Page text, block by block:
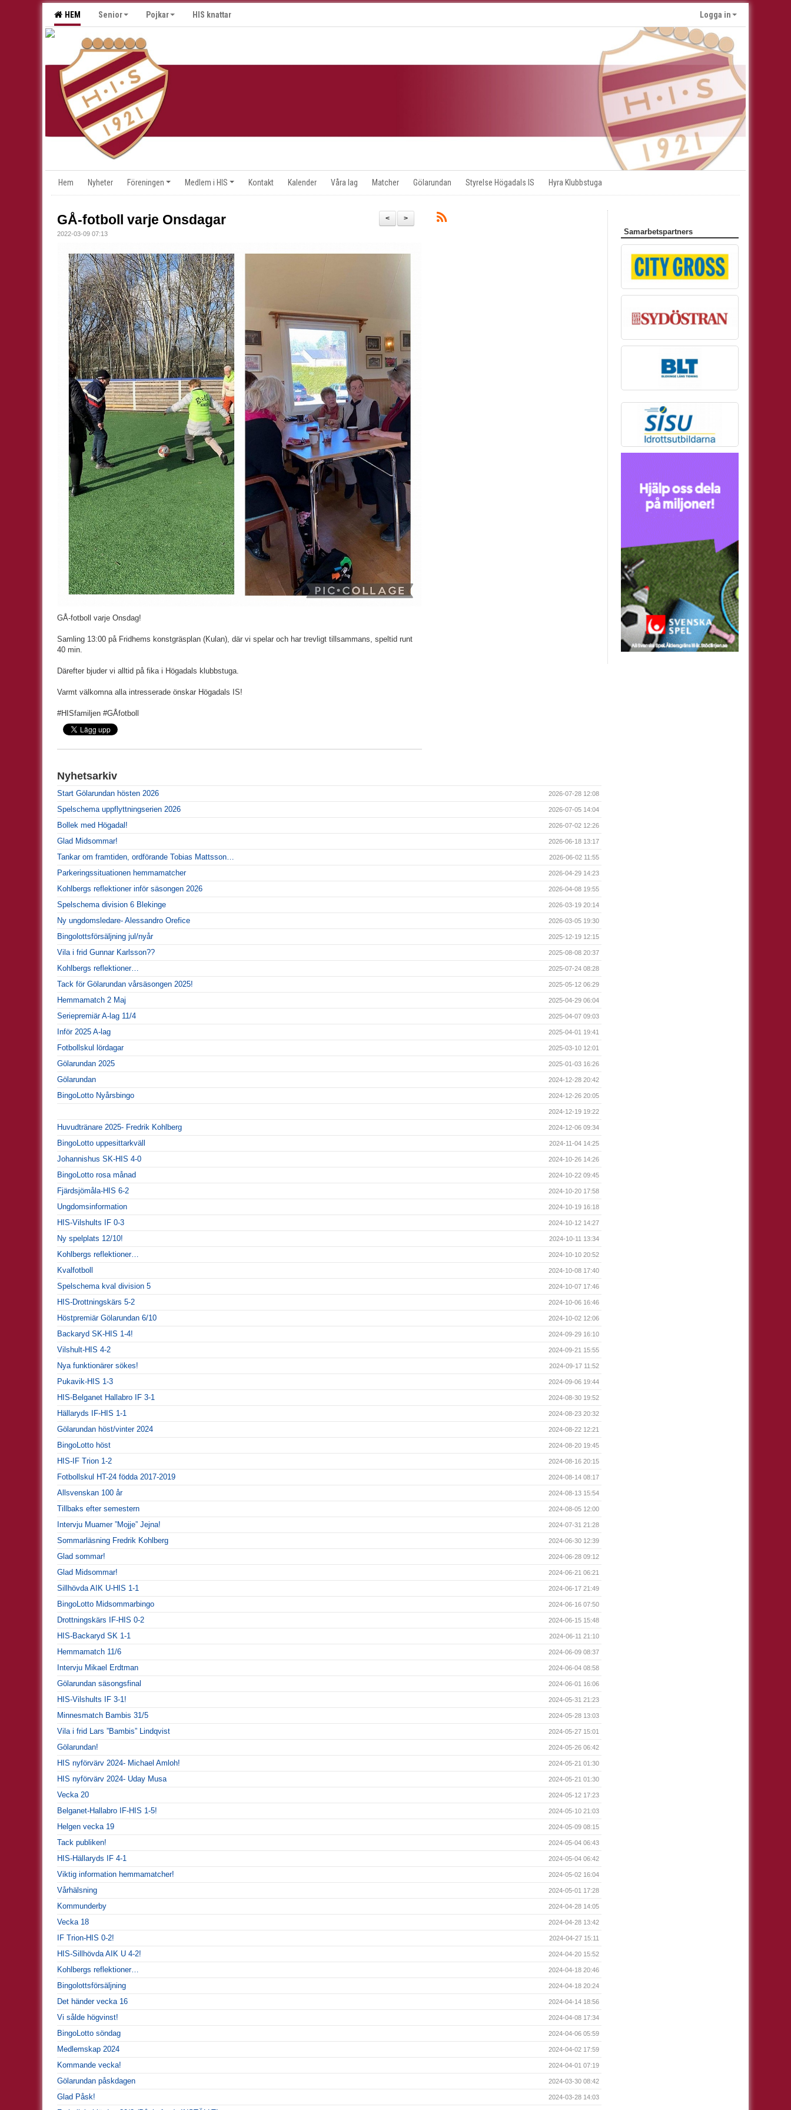
HEM Senior Pojkar HIS knattar Logga in
Hem Nyheter Föreningen Medlem i HIS Kontakt Kalender Våra lag Matcher Gölarundan Styrelse Högadals IS Hyra Klubbstuga
>
<
GÅ-fotboll varje Onsdagar
2022-03-09 07:13
GÅ-fotboll varje Onsdag!
Samling 13:00 på Fridhems konstgräsplan (Kulan), där vi spelar och har trevligt tillsammans, speltid runt
40 min.
Därefter bjuder vi alltid på fika i Högadals klubbstuga.
Varmt välkomna alla intresserade önskar Högadals IS!
#HISfamiljen #GÅfotboll
Nyhetsarkiv
Start Gölarundan hösten 2026 2026-07-28 12:08
Spelschema uppflyttningserien 2026 2026-07-05 14:04
Bollek med Högadal! 2026-07-02 12:26
Glad Midsommar! 2026-06-18 13:17
Tankar om framtiden, ordförande Tobias Mattsson… 2026-06-02 11:55
Parkeringssituationen hemmamatcher 2026-04-29 14:23
Kohlbergs reflektioner inför säsongen 2026 2026-04-08 19:55
Spelschema division 6 Blekinge 2026-03-19 20:14
Ny ungdomsledare- Alessandro Orefice 2026-03-05 19:30
Bingolottsförsäljning jul/nyår 2025-12-19 12:15
Vila i frid Gunnar Karlsson?? 2025-08-08 20:37
Kohlbergs reflektioner… 2025-07-24 08:28
Tack för Gölarundan vårsäsongen 2025! 2025-05-12 06:29
Hemmamatch 2 Maj 2025-04-29 06:04
Seriepremiär A-lag 11/4 2025-04-07 09:03
Inför 2025 A-lag 2025-04-01 19:41
Fotbollskul lördagar 2025-03-10 12:01
Gölarundan 2025 2025-01-03 16:26
Gölarundan 2024-12-28 20:42
BingoLotto Nyårsbingo 2024-12-26 20:05
2024-12-19 19:22
Huvudtränare 2025- Fredrik Kohlberg 2024-12-06 09:34
BingoLotto uppesittarkväll 2024-11-04 14:25
Johannishus SK-HIS 4-0 2024-10-26 14:26
BingoLotto rosa månad 2024-10-22 09:45
Fjärdsjömåla-HIS 6-2 2024-10-20 17:58
Ungdomsinformation 2024-10-19 16:18
HIS-Vilshults IF 0-3 2024-10-12 14:27
Ny spelplats 12/10! 2024-10-11 13:34
Kohlbergs reflektioner… 2024-10-10 20:52
Kvalfotboll 2024-10-08 17:40
Spelschema kval division 5 2024-10-07 17:46
HIS-Drottningskärs 5-2 2024-10-06 16:46
Höstpremiär Gölarundan 6/10 2024-10-02 12:06
Backaryd SK-HIS 1-4! 2024-09-29 16:10
Vilshult-HIS 4-2 2024-09-21 15:55
Nya funktionärer sökes! 2024-09-17 11:52
Pukavik-HIS 1-3 2024-09-06 19:44
HIS-Belganet Hallabro IF 3-1 2024-08-30 19:52
Hällaryds IF-HIS 1-1 2024-08-23 20:32
Gölarundan höst/vinter 2024 2024-08-22 12:21
BingoLotto höst 2024-08-20 19:45
HIS-IF Trion 1-2 2024-08-16 20:15
Fotbollskul HT-24 födda 2017-2019 2024-08-14 08:17
Allsvenskan 100 år 2024-08-13 15:54
Tillbaks efter semestern 2024-08-05 12:00
Intervju Muamer ”Mojje” Jejna! 2024-07-31 21:28
Sommarläsning Fredrik Kohlberg 2024-06-30 12:39
Glad sommar! 2024-06-28 09:12
Glad Midsommar! 2024-06-21 06:21
Sillhövda AIK U-HIS 1-1 2024-06-17 21:49
BingoLotto Midsommarbingo 2024-06-16 07:50
Drottningskärs IF-HIS 0-2 2024-06-15 15:48
HIS-Backaryd SK 1-1 2024-06-11 21:10
Hemmamatch 11/6 2024-06-09 08:37
Intervju Mikael Erdtman 2024-06-04 08:58
Gölarundan säsongsfinal 2024-06-01 16:06
HIS-Vilshults IF 3-1! 2024-05-31 21:23
Minnesmatch Bambis 31/5 2024-05-28 13:03
Vila i frid Lars ”Bambis” Lindqvist 2024-05-27 15:01
Gölarundan! 2024-05-26 06:42
HIS nyförvärv 2024- Michael Amloh! 2024-05-21 01:30
HIS nyförvärv 2024- Uday Musa 2024-05-21 01:30
Vecka 20 2024-05-12 17:23
Belganet-Hallabro IF-HIS 1-5! 2024-05-10 21:03
Helgen vecka 19 2024-05-09 08:15
Tack publiken! 2024-05-04 06:43
HIS-Hällaryds IF 4-1 2024-05-04 06:42
Viktig information hemmamatcher! 2024-05-02 16:04
Vårhälsning 2024-05-01 17:28
Kommunderby 2024-04-28 14:05
Vecka 18 2024-04-28 13:42
IF Trion-HIS 0-2! 2024-04-27 15:11
HIS-Sillhövda AIK U 4-2! 2024-04-20 15:52
Kohlbergs reflektioner… 2024-04-18 20:46
Bingolottsförsäljning 2024-04-18 20:24
Det händer vecka 16 2024-04-14 18:56
Vi sålde högvinst! 2024-04-08 17:34
BingoLotto söndag 2024-04-06 05:59
Medlemskap 2024 2024-04-02 17:59
Kommande vecka! 2024-04-01 07:19
Gölarundan påskdagen 2024-03-30 08:42
Glad Påsk! 2024-03-28 14:03
Samarbetspartners